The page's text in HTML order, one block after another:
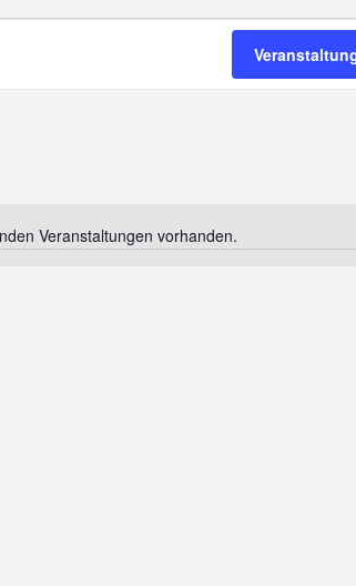
Hinweis
Veranstaltungen vorhanden.